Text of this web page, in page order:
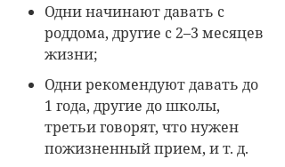
Одни начинают давать с
роддома, другие с 2–3 месяцев
жизни;
Одни рекомендуют давать до
1 года, другие до школы,
третьи говорят, что нужен
пожизненный прием, и т. д.